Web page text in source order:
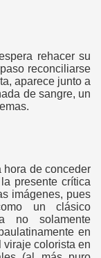
rehacer su
reconciliarse
aparece junto a
de sangre, un
hora de conceder
presente crítica
imágenes, pues
un clásico
no solamente
en
viraje colorista en